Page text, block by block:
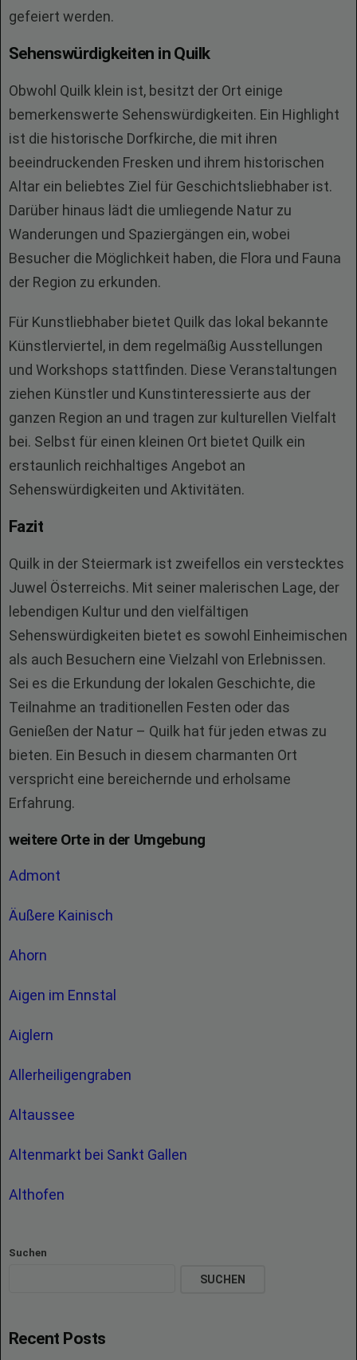
gefeiert werden.
Sehenswürdigkeiten in Quilk
Obwohl Quilk klein ist, besitzt der Ort einige
bemerkenswerte Sehenswürdigkeiten. Ein Highlight
ist die historische Dorfkirche, die mit ihren
beeindruckenden Fresken und ihrem historischen
Altar ein beliebtes Ziel für Geschichtsliebhaber ist.
Darüber hinaus lädt die umliegende Natur zu
Wanderungen und Spaziergängen ein, wobei
Besucher die Möglichkeit haben, die Flora und Fauna
der Region zu erkunden.
Für Kunstliebhaber bietet Quilk das lokal bekannte
Künstlerviertel, in dem regelmäßig Ausstellungen
und Workshops stattfinden. Diese Veranstaltungen
ziehen Künstler und Kunstinteressierte aus der
ganzen Region an und tragen zur kulturellen Vielfalt
bei. Selbst für einen kleinen Ort bietet Quilk ein
erstaunlich reichhaltiges Angebot an
Sehenswürdigkeiten und Aktivitäten.
Fazit
Quilk in der Steiermark ist zweifellos ein verstecktes
Juwel Österreichs. Mit seiner malerischen Lage, der
lebendigen Kultur und den vielfältigen
Sehenswürdigkeiten bietet es sowohl Einheimischen
als auch Besuchern eine Vielzahl von Erlebnissen.
Sei es die Erkundung der lokalen Geschichte, die
Teilnahme an traditionellen Festen oder das
Genießen der Natur – Quilk hat für jeden etwas zu
bieten. Ein Besuch in diesem charmanten Ort
verspricht eine bereichernde und erholsame
Erfahrung.
weitere Orte in der Umgebung
Admont
Äußere Kainisch
Ahorn
Aigen im Ennstal
Aiglern
Allerheiligengraben
Altaussee
Altenmarkt bei Sankt Gallen
Althofen
Suchen
SUCHEN
Recent Posts